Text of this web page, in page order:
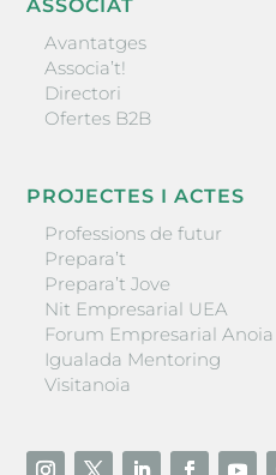
ASSOCIAT
Avantatges
Associa’t!
Directori
Ofertes B2B
PROJECTES I ACTES
Professions de futur
Prepara’t
Prepara’t Jove
Nit Empresarial UEA
Forum Empresarial Anoia
Igualada Mentoring
Visitanoia